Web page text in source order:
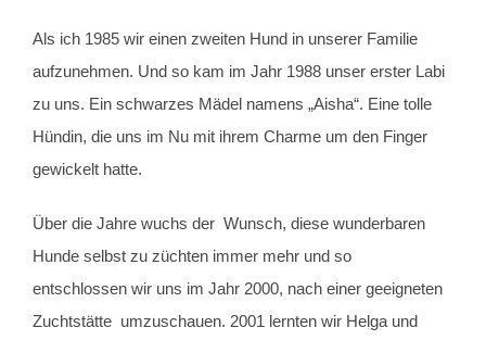
Als ich 1985 wir einen zweiten Hund in unserer Familie
aufzunehmen. Und so kam im Jahr 1988 unser erster Labi
zu uns. Ein schwarzes Mädel namens „Aisha“. Eine tolle
Hündin, die uns im Nu mit ihrem Charme um den Finger
gewickelt hatte.
Über die Jahre wuchs der Wunsch, diese wunderbaren
Hunde selbst zu züchten immer mehr und so
entschlossen wir uns im Jahr 2000, nach einer geeigneten
Zuchtstätte umzuschauen. 2001 lernten wir Helga und